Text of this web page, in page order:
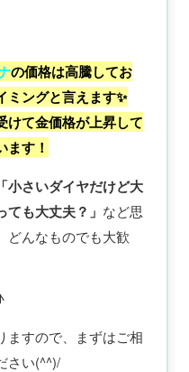
の価格は高騰してお
ミングと言えます✨
けて金価格が上昇して
す！
小さいダイヤだけど大
も大丈夫？」 など思
どんなものでも大歓
ますので、まずはご相
さい(^^)/